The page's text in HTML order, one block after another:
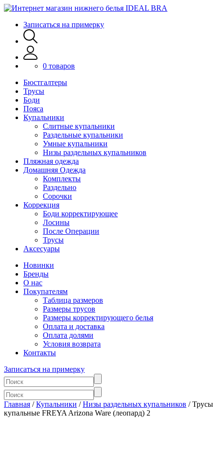
Записаться на примерку
0 товаров
Бюстгалтеры
Трусы
Боди
Пояса
Купальники
Слитные купальники
Раздельные купальники
Умные купальники
Низы раздельных купальников
Пляжная одежда
Домашняя Одежда
Комплекты
Раздельно
Сорочки
Коррекция
Боди корректирующее
Лосины
После Операции
Трусы
Аксесуары
Новинки
Бренды
О нас
Покупателям
Таблица размеров
Размеры трусов
Размеры корректирующего белья
Оплата и доставка
Оплата долями
Условия возврата
Контакты
Записаться на примерку
Главная /Купальники /Низы раздельных купальников / Трусы
купальные FREYA Arizona Ware (леопард) 2